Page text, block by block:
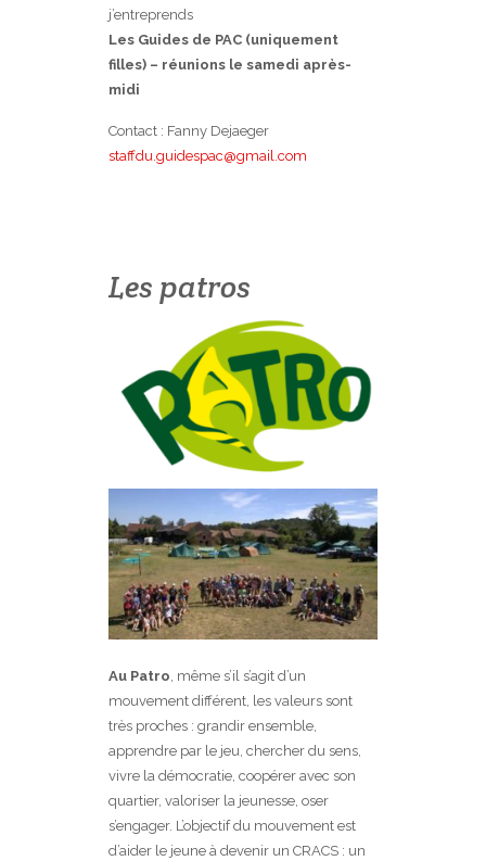
j’entreprends
Les Guides de PAC (uniquement
filles) – réunions le samedi après-
midi
Contact : Fanny Dejaeger
staffdu.guidespac@gmail.com
Les patros
Au Patro, même s’il s’agit d’un
mouvement différent, les valeurs sont
très proches : grandir ensemble,
apprendre par le jeu, chercher du sens,
vivre la démocratie, coopérer avec son
quartier, valoriser la jeunesse, oser
s’engager. L’objectif du mouvement est
d’aider le jeune à devenir un CRACS : un